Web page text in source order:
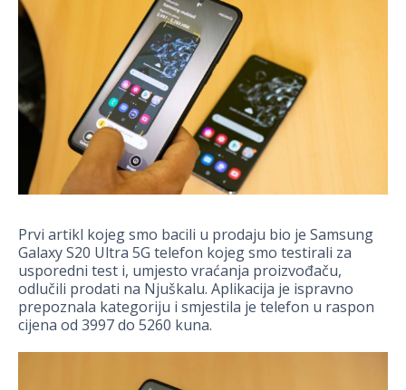
Prvi artikl kojeg smo bacili u prodaju bio je Samsung
Galaxy S20 Ultra 5G telefon kojeg smo testirali za
usporedni test i, umjesto vraćanja proizvođaču,
odlučili prodati na Njuškalu. Aplikacija je ispravno
prepoznala kategoriju i smjestila je telefon u raspon
cijena od 3997 do 5260 kuna.